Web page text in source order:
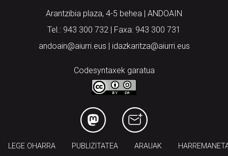
Arantzibia plaza, 4-5 behea | ANDOAIN
Tel.: 943 300 732 | Faxa: 943 300 731
andoain@aiurri.eus | idazkaritza@aiurri.eus
Codesyntaxek garatua
LEGE OHARRA PUBLIZITATEA ARAUAK